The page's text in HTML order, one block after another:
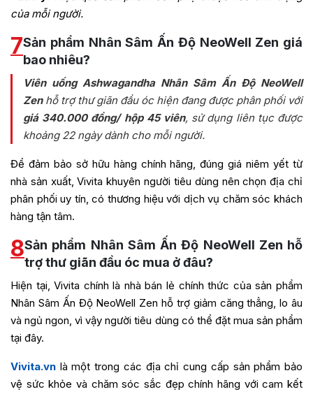
của mỗi người.
7Sản phẩm Nhân Sâm Ấn Độ NeoWell Zen giá
bao nhiêu?
Viên uống Ashwagandha Nhân Sâm Ấn Độ NeoWell
Zen hỗ trợ thư giãn đầu óc hiện đang được phân phối với
giá 340.000 đồng/ hộp 45 viên, sử dụng liên tục được
khoảng 22 ngày dành cho mỗi người.
Để đảm bảo sở hữu hàng chính hãng, đúng giá niêm yết từ
nhà sản xuất, Vivita khuyên người tiêu dùng nên chọn địa chỉ
phân phối uy tín, có thương hiệu với dịch vụ chăm sóc khách
hàng tận tâm.
8Sản phẩm Nhân Sâm Ấn Độ NeoWell Zen hỗ
trợ thư giãn đầu óc mua ở đâu?
Hiện tại, Vivita chính là nhà bán lẻ chính thức của sản phẩm
Nhân Sâm Ấn Độ NeoWell Zen hỗ trợ giảm căng thẳng, lo âu
và ngủ ngon, vì vậy người tiêu dùng có thể đặt mua sản phẩm
tại đây.
Vivita.vn là một trong các địa chỉ cung cấp sản phẩm bảo
vệ sức khỏe và chăm sóc sắc đẹp chính hãng với cam kết